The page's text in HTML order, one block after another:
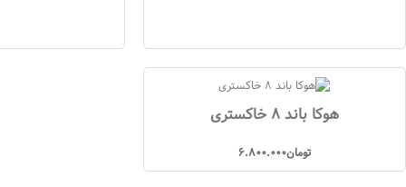
هوکا باند 8 خاکستری
تومان6.800.000